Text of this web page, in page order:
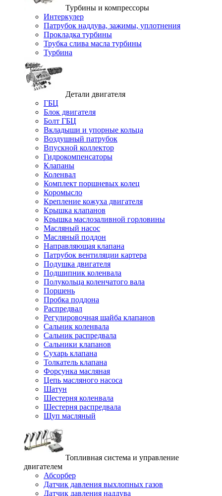
Турбины и компрессоры
Интеркулер
Патрубок наддува, зажимы, уплотнения
Прокладка турбины
Трубка слива масла турбины
Турбина
Детали двигателя
ГБЦ
Блок двигателя
Болт ГБЦ
Вкладыши и упорные кольца
Воздушный патрубок
Впускной коллектор
Гидрокомпенсаторы
Клапаны
Коленвал
Комплект поршневых колец
Коромысло
Крепление кожуха двигателя
Крышка клапанов
Крышка маслозаливной горловины
Масляный насос
Масляный поддон
Направляющая клапана
Патрубок вентиляции картера
Подушка двигателя
Подшипник коленвала
Полукольца коленчатого вала
Поршень
Пробка поддона
Распредвал
Регулировочная шайба клапанов
Сальник коленвала
Сальник распредвала
Сальники клапанов
Сухарь клапана
Толкатель клапана
Форсунка масляная
Цепь масляного насоса
Шатун
Шестерня коленвала
Шестерня распредвала
Щуп масляный
Топливная система и управление
двигателем
Абсорбер
Датчик давления выхлопных газов
Датчик давления наддува